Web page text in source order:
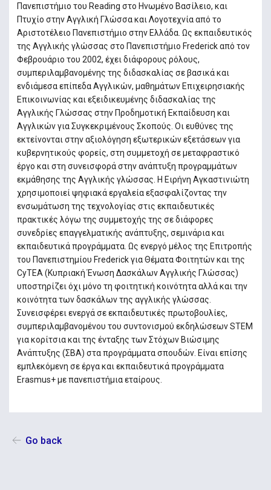
Πανεπιστήμιο του Reading στο Ηνωμένο Βασίλειο, και
Πτυχίο στην Αγγλική Γλώσσα και Λογοτεχνία από το
Αριστοτέλειο Πανεπιστήμιο στην Ελλάδα. Ως εκπαιδευτικός
της Αγγλικής γλώσσας στο Πανεπιστήμιο Frederick από τον
Φεβρουάριο του 2002, έχει διάφορους ρόλους,
συμπεριλαμβανομένης της διδασκαλίας σε βασικά και
ενδιάμεσα επίπεδα Αγγλικών, μαθημάτων Επιχειρησιακής
Επικοινωνίας και εξειδικευμένης διδασκαλίας της
Αγγλικής Γλώσσας στην Προδημοτική Εκπαίδευση και
Αγγλικών για Συγκεκριμένους Σκοπούς. Οι ευθύνες της
εκτείνονται στην αξιολόγηση εξωτερικών εξετάσεων για
κυβερνητικούς φορείς, στη συμμετοχή σε μεταφραστικό
έργο και στη συνεισφορά στην ανάπτυξη προγραμμάτων
εκμάθησης της Αγγλικής γλώσσας. Η Ειρήνη Αγκαστινιώτη
χρησιμοποιεί ψηφιακά εργαλεία εξασφαλίζοντας την
ενσωμάτωση της τεχνολογίας στις εκπαιδευτικές
πρακτικές λόγω της συμμετοχής της σε διάφορες
συνεδρίες επαγγελματικής ανάπτυξης, σεμινάρια και
εκπαιδευτικά προγράμματα. Ως ενεργό μέλος της Επιτροπής
του Πανεπιστημίου Frederick για Θέματα Φοιτητών και της
CyTEA (Κυπριακή Ένωση Δασκάλων Αγγλικής Γλώσσας)
υποστηρίζει όχι μόνο τη φοιτητική κοινότητα αλλά και την
κοινότητα των δασκάλων της αγγλικής γλώσσας.
Συνεισφέρει ενεργά σε εκπαιδευτικές πρωτοβουλίες,
συμπεριλαμβανομένου του συντονισμού εκδηλώσεων STEM
για κορίτσια και της ένταξης των Στόχων Βιώσιμης
Ανάπτυξης (ΣΒΑ) στα προγράμματα σπουδών. Είναι επίσης
εμπλεκόμενη σε έργα και εκπαιδευτικά προγράμματα
Erasmus+ με πανεπιστήμια εταίρους.
Go back